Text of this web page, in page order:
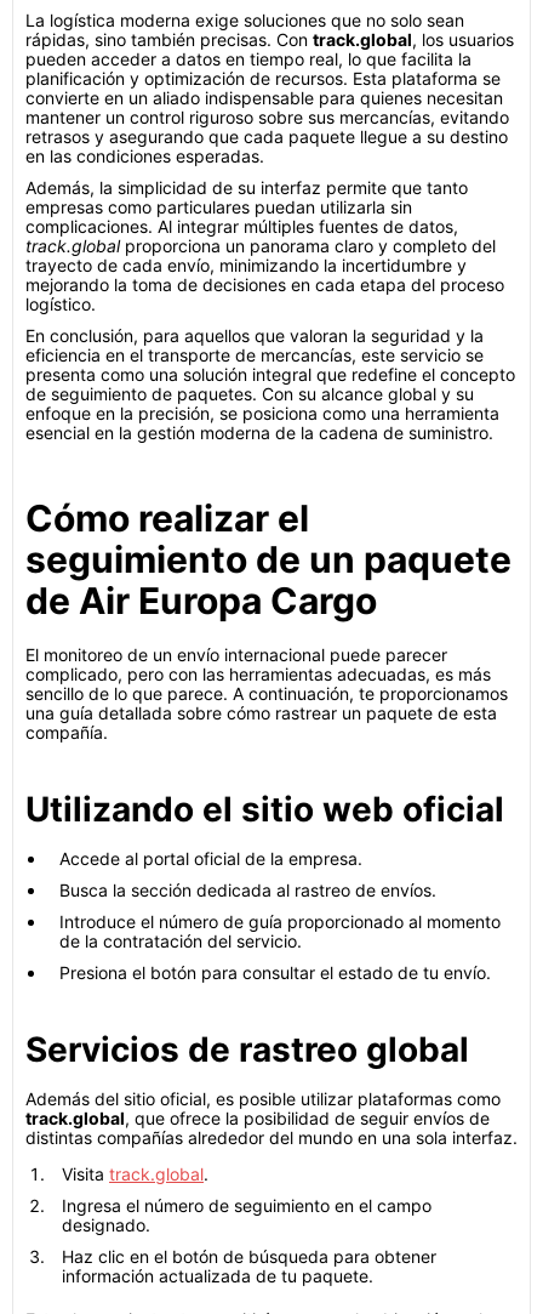
La logística moderna exige soluciones que no solo sean
rápidas, sino también precisas. Con track.global, los usuarios
pueden acceder a datos en tiempo real, lo que facilita la
planificación y optimización de recursos. Esta plataforma se
convierte en un aliado indispensable para quienes necesitan
mantener un control riguroso sobre sus mercancías, evitando
retrasos y asegurando que cada paquete llegue a su destino
en las condiciones esperadas.
Además, la simplicidad de su interfaz permite que tanto
empresas como particulares puedan utilizarla sin
complicaciones. Al integrar múltiples fuentes de datos,
track.globalproporciona un panorama claro y completo del
trayecto de cada envío, minimizando la incertidumbre y
mejorando la toma de decisiones en cada etapa del proceso
logístico.
En conclusión, para aquellos que valoran la seguridad y la
eficiencia en el transporte de mercancías, este servicio se
presenta como una solución integral que redefine el concepto
de seguimiento de paquetes. Con su alcance global y su
enfoque en la precisión, se posiciona como una herramienta
esencial en la gestión moderna de la cadena de suministro.
Cómo realizar el
seguimiento de un paquete
de Air Europa Cargo
El monitoreo de un envío internacional puede parecer
complicado, pero con las herramientas adecuadas, es más
sencillo de lo que parece. A continuación, te proporcionamos
una guía detallada sobre cómo rastrear un paquete de esta
compañía.
Utilizando el sitio web oficial
Accede al portal oficial de la empresa.
Busca la sección dedicada al rastreo de envíos.
Introduce el número de guía proporcionado al momento
de la contratación del servicio.
Presiona el botón para consultar el estado de tu envío.
Servicios de rastreo global
Además del sitio oficial, es posible utilizar plataformas como
track.global, que ofrece la posibilidad de seguir envíos de
distintas compañías alrededor del mundo en una sola interfaz.
Visita track.global.
Ingresa el número de seguimiento en el campo
designado.
Haz clic en el botón de búsqueda para obtener
información actualizada de tu paquete.